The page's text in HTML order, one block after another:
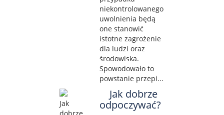
niekontrolowanego
uwolnienia będą
one stanowić
istotne zagrożenie
dla ludzi oraz
środowiska.
Spowodowało to
powstanie przepi...
Jak dobrze
odpoczywać?